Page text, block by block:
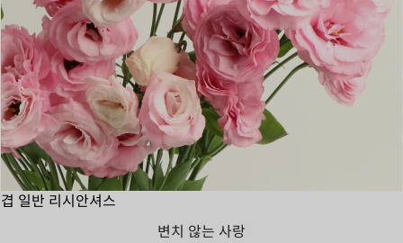
겹 일반 리시안셔스
변치 않는 사랑